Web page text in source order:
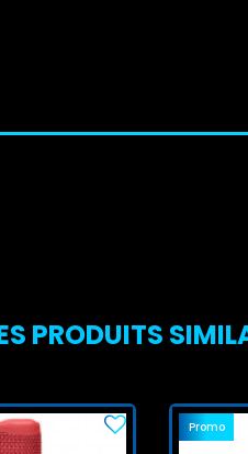
PRODUITS
Promo